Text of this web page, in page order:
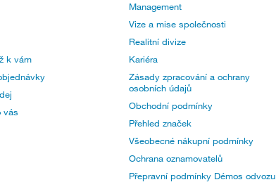
k vám
vás
Management
Vize a mise společnosti
Realitní divize
Kariéra
Zásady zpracování a ochrany
osobních údajů
Obchodní podmínky
Přehled značek
Všeobecné nákupní podmínky
Ochrana oznamovatelů
Přepravní podmínky Démos odvozu